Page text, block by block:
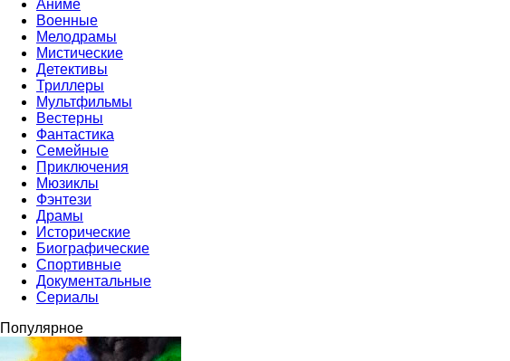
Аниме
Военные
Мелодрамы
Мистические
Детективы
Триллеры
Мультфильмы
Вестерны
Фантастика
Семейные
Приключения
Мюзиклы
Фэнтези
Драмы
Исторические
Биографические
Спортивные
Документальные
Сериалы
Популярное